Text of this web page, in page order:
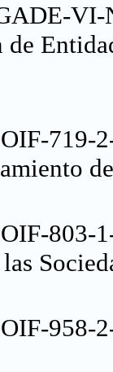
VI-
719-
803-
958-